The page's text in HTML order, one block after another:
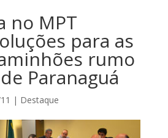
no MPT
para as
rumo
Paranaguá
| Destaque